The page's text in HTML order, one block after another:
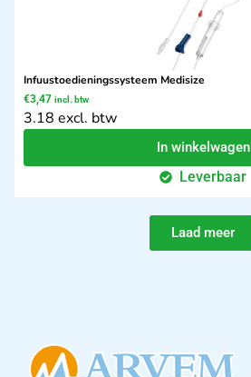
Infuustoedieningssysteem Medisize
€3,47 incl. btw
3.18 excl. btw
In winkelwagen
Leverbaar
Laad meer